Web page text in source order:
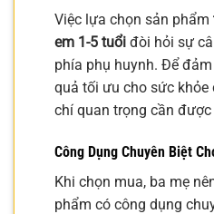
Việc lựa chọn sản phẩm
em 1-5 tuổi đòi hỏi sự
phía phụ huynh. Để
quả tối ưu cho sức khỏe
chí quan trọng cần được
Công Dụng Chuyên Biệt
Khi chọn mua, ba mẹ
phẩm có công dụng